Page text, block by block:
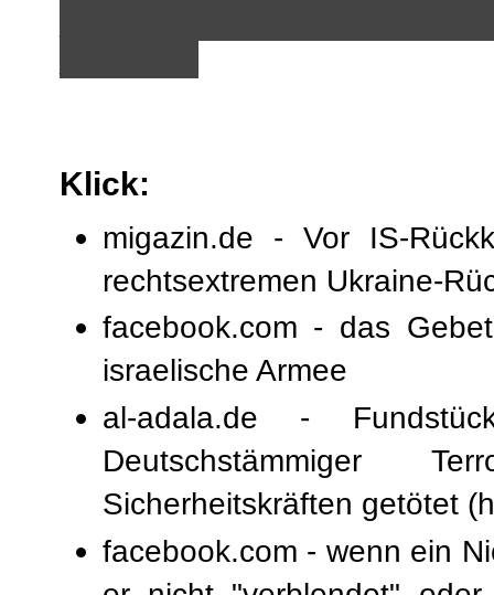
Klick:
migazin.de - Vor IS-
rechtsextremen Ukraine-
facebook.com - das
israelische Armee
al-adala.de -
Deutschstämmiger
Sicherheitskräften getötet
facebook.com - wenn ein